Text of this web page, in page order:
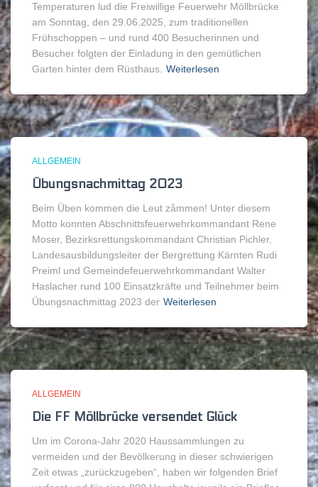
Temperaturen lud die Freiwillige Feuerwehr Möllbrücke
am Sonntag, den 29.06.2025, zum traditionellen
Frühschoppen – und rund 400 Besucherinnen und
Besucher folgten der Einladung in den gemütlichen
Garten hinter dem Rüsthaus. Weiterlesen
ALLGEMEIN
Übungsnachmittag 2023
Beim Üben kommen die Leut zåmmen! Unter diesem
Motto konnten Abschnittsfeuerwehrkommandant Rene
Moser, Bezirksrettungskommandant Christian Pichler,
Landesausbildungsleiter der Bergrettung Kärnten Rudi
Preiml und Gemeindefeuerwehrkommandant Walter
Haslacher rund 100 Einsatzkräfte und Teilnehmer beim
Übungsnachmittag 2023 der Weiterlesen
ALLGEMEIN
Die FF Möllbrücke versendet Glück
Um im Corona-Jahr 2020 Haussammlungen zu
vermeiden und der Bevölkerung in dieser schwierigen
Zeit etwas „zurückzugeben“, haben wir folgenden Brief